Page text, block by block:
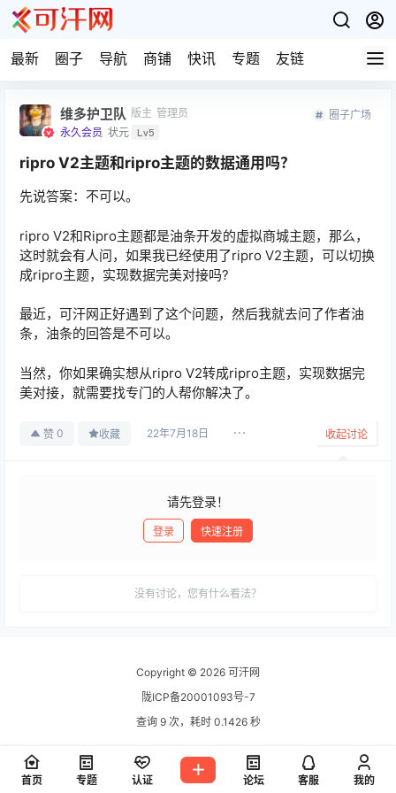
最新 圈子 导航 商铺 快讯 专题 友链
维多护卫队 版主 管理员
永久会员 状元 Lv5
圈子广场
ripro V2主题和ripro主题的数据通用吗？
先说答案：不可以。
ripro V2和Ripro主题都是油条开发的虚拟商城主题，那么，
这时就会有人问，如果我已经使用了ripro V2主题，可以切换
成ripro主题，实现数据完美对接吗?
最近，可汗网正好遇到了这个问题，然后我就去问了作者油
条，油条的回答是不可以。
当然，你如果确实想从ripro V2转成ripro主题，实现数据完
美对接，就需要找专门的人帮你解决了。
赞 0 收藏 22年7月18日 收起讨论
请先登录！
登录 快速注册
没有讨论，您有什么看法？
Copyright © 2026 可汗网
陇ICP备20001093号-7
查询 9 次，耗时 0.1426 秒
首页 专题 认证 论坛 客服 我的